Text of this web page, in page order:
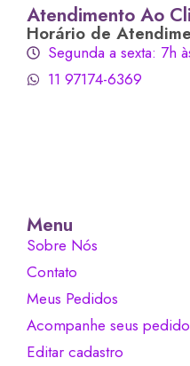
Atendimento Ao
Horário de
Segunda a sexta: 7h
11 97174-6369
Menu
Sobre Nós
Contato
Meus Pedidos
Acompanhe seus
Editar cadastro